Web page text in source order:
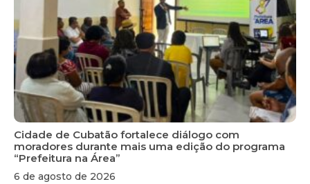
Cidade de Cubatão fortalece diálogo com
moradores durante mais uma edição do programa
“Prefeitura na Área”
6 de agosto de 2026